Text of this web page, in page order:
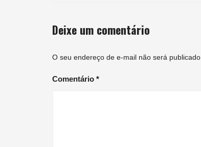
Deixe um comentário
O seu endereço de e-mail não será publicado.
Comentário *